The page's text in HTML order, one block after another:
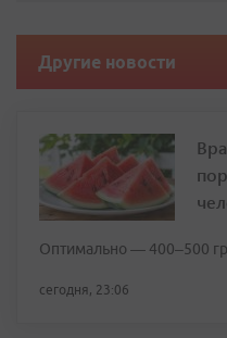
Другие новости
Оптимально — 400–500
сегодня, 23:06